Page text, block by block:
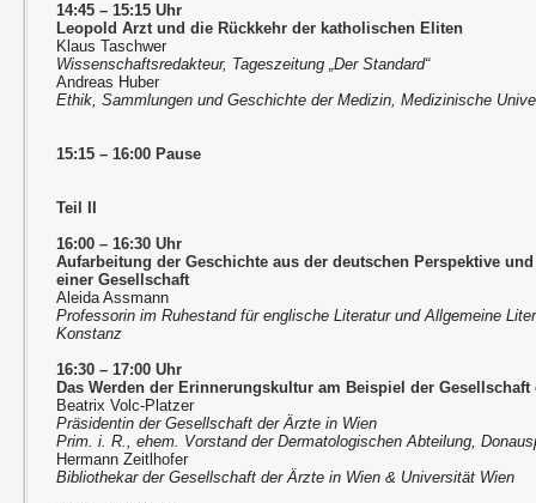
14:45 – 15:15 Uhr
Leopold Arzt und die Rückkehr der katholischen Eliten
Klaus Taschwer
Wissenschaftsredakteur, Tageszeitung „Der Standard“
Andreas Huber
Ethik, Sammlungen und Geschichte der Medizin, Medizinische
15:15 – 16:00 Pause
Teil II
16:00 – 16:30 Uhr
Aufarbeitung der Geschichte aus der deutschen Perspektive
einer Gesellschaft
Aleida Assmann
Professorin im Ruhestand für englische Literatur und Allgemeine
Konstanz
16:30 – 17:00 Uhr
Das Werden der Erinnerungskultur am Beispiel der
Beatrix Volc-Platzer
Präsidentin der Gesellschaft der Ärzte in Wien
Prim. i. R., ehem. Vorstand der Dermatologischen Abteilung,
Hermann Zeitlhofer
Bibliothekar der Gesellschaft der Ärzte in Wien & Universität Wien